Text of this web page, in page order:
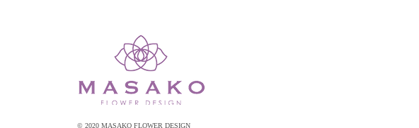
© 2020 MASAKO FLOWER DESIGN